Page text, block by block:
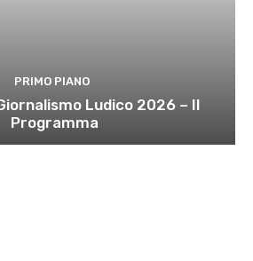
PRIMO PIANO
Ludico 2026 – Il
Programma